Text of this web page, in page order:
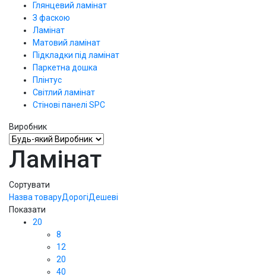
Глянцевий ламінат
З фаскою
Ламінат
Матовий ламінат
Підкладки під ламінат
Паркетна дошка
Плінтус
Світлий ламінат
Стінові панелі SPС
Виробник
Ламінат
Сортувати
Назва товаруДорогіДешеві
Показати
20
8
12
20
40